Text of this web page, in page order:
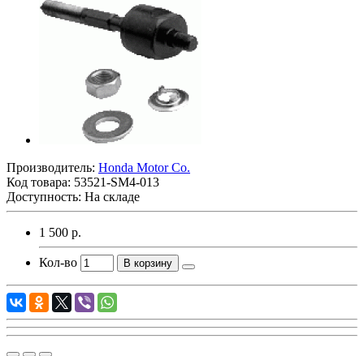
Производитель: Honda Motor Co.
Код товара: 53521-SM4-013
Доступность: На складе
1 500 р.
Кол-во В корзину